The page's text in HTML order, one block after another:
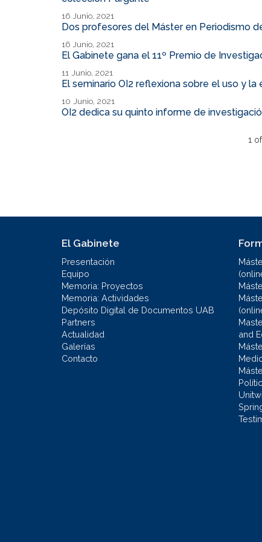
16 Junio, 2021
Dos profesores del Máster en Periodismo
16 Junio, 2021
El Gabinete gana el 11º Premio de
11 Junio, 2021
El seminario OI2 reflexiona sobre el uso y
10 Junio, 2021
OI2 dedica su quinto informe de
1
El Gabinete
Presentación
Equipo
Memoria: Proyectos
Memoria: Actividades
Depósito Digital de Documentos UAB
Partners
Actualidad
Galerías
Contacto
and